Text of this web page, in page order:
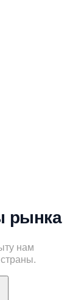
рынка
нам